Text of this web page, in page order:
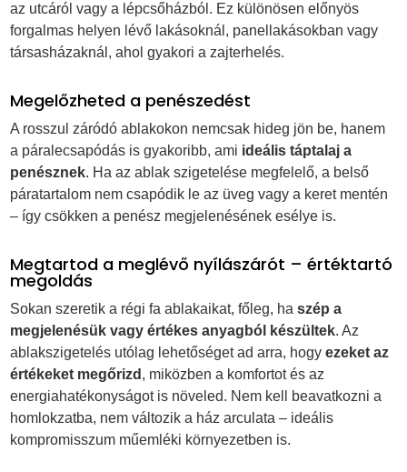
az utcáról vagy a lépcsőházból. Ez különösen előnyös
forgalmas helyen lévő lakásoknál, panellakásokban vagy
társasházaknál, ahol gyakori a zajterhelés.
Megelőzheted a penészedést
A rosszul záródó ablakokon nemcsak hideg jön be, hanem
a páralecsapódás is gyakoribb, ami ideális táptalaj a
penésznek. Ha az ablak szigetelése megfelelő, a belső
páratartalom nem csapódik le az üveg vagy a keret mentén
– így csökken a penész megjelenésének esélye is.
Megtartod a meglévő nyílászárót – értéktartó
megoldás
Sokan szeretik a régi fa ablakaikat, főleg, haszép a
megjelenésük vagy értékes anyagból készültek. Az
ablakszigetelés utólag lehetőséget ad arra, hogyezeket az
értékeket megőrizd , miközben a komfortot és az
energiahatékonyságot is növeled. Nem kell beavatkozni a
homlokzatba, nem változik a ház arculata – ideális
kompromisszum műemléki környezetben is.